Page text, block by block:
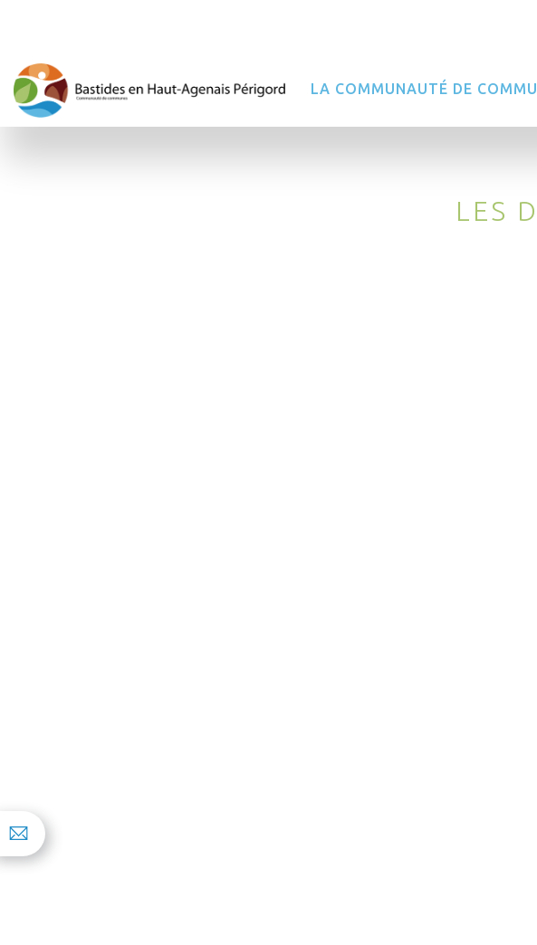
LA COMMUNAUTÉ DE
LES